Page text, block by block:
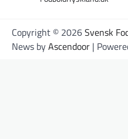
Copyright © 2026Svensk
News byAscendoor |